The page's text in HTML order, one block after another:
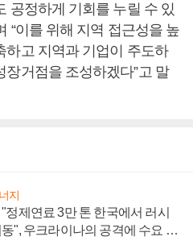
공정하게 기회를 누릴 수 있
“이를 위해 지역 접근성을 높
하고 지역과 기업이 주도하
거점을 조성하겠다”고 말
지
정제연료 3만 톤 한국에서 러시
", 우크라이나의 공격에 수요 늘